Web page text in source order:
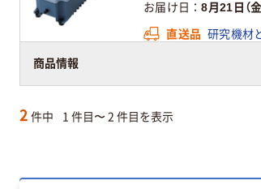
商品情報
お届け日
8月21日（金
直送品 研究機材
2 件中 1 件目〜 2 件目を表示